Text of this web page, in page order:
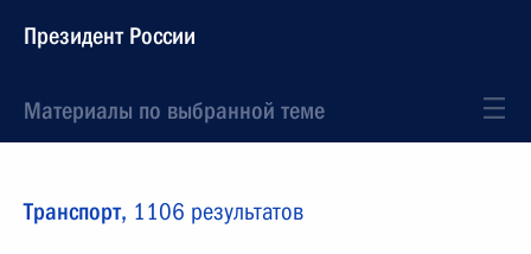
Президент России
Материалы по выбранной теме
Транспорт, 1106 результатов